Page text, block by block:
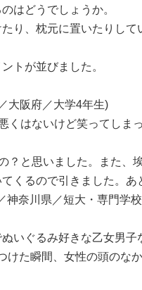
はどうでしょうか。
り、枕元に置いたりして
トが並びました。
大阪府／大学4年生)
くはないけど笑ってしま
？と思いました。また、
くるので引きました。あ
神奈川県／短大・専門学
いぐるみ好きな乙女男子
けた瞬間、女性の頭のな